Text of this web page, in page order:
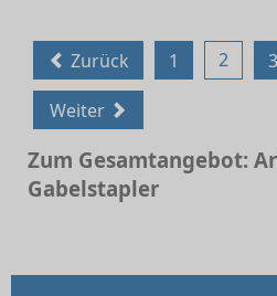
Zurück 1 2 3
Weiter
Zum Gesamtangebot:
Gabelstapler